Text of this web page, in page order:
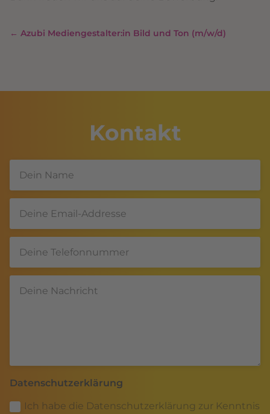
← Azubi Mediengestalter:in Bild und Ton (m/w/d)
Kontakt
Datenschutzerklärung
Ich habe die Datenschutzerklärung zur Kenntnis